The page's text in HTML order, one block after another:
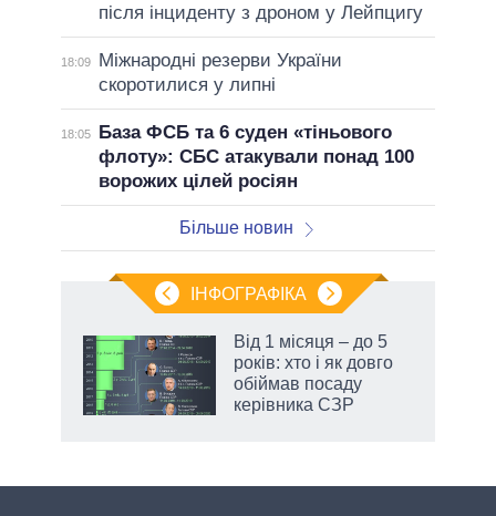
після інциденту з дроном у Лейпцигу
18:09
Міжнародні резерви України
скоротилися у липні
18:05
База ФСБ та 6 суден «тіньового
флоту»: СБС атакували понад 100
ворожих цілей росіян
Більше новин
ІНФОГРАФІКА
Від 1 місяця – до 5
років: хто і як довго
обіймав посаду
керівника СЗР